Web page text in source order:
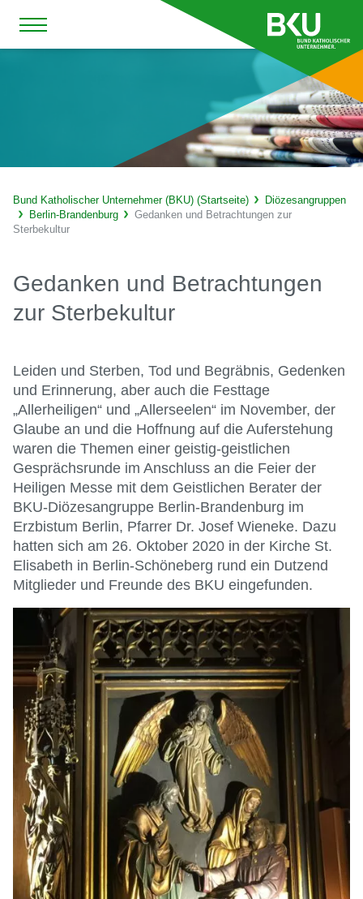
Bund Katholischer Unternehmer (BKU) (Startseite)
Diözesangruppen
Berlin-Brandenburg
Gedanken und Betrachtungen zur
Sterbekultur
Gedanken und Betrachtungen
zur Sterbekultur
Leiden und Sterben, Tod und Begräbnis, Gedenken
und Erinnerung, aber auch die Festtage
„Allerheiligen“ und „Allerseelen“ im November, der
Glaube an und die Hoffnung auf die Auferstehung
waren die Themen einer geistig-geistlichen
Gesprächsrunde im Anschluss an die Feier der
Heiligen Messe mit dem Geistlichen Berater der
BKU-Diözesangruppe Berlin-Brandenburg im
Erzbistum Berlin, Pfarrer Dr. Josef Wieneke. Dazu
hatten sich am 26. Oktober 2020 in der Kirche St.
Elisabeth in Berlin-Schöneberg rund ein Dutzend
Mitglieder und Freunde des BKU eingefunden.